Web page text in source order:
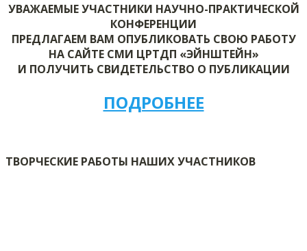
УВАЖАЕМЫЕ УЧАСТНИКИ НАУЧНО-ПРАКТИЧЕСКОЙ
КОНФЕРЕНЦИИ
ПРЕДЛАГАЕМ ВАМ ОПУБЛИКОВАТЬ СВОЮ РАБОТУ
НА САЙТЕ СМИ ЦРТДП «ЭЙНШТЕЙН»
И ПОЛУЧИТЬ СВИДЕТЕЛЬСТВО О ПУБЛИКАЦИИ
ПОДРОБНЕЕ
ТВОРЧЕСКИЕ РАБОТЫ НАШИХ УЧАСТНИКОВ